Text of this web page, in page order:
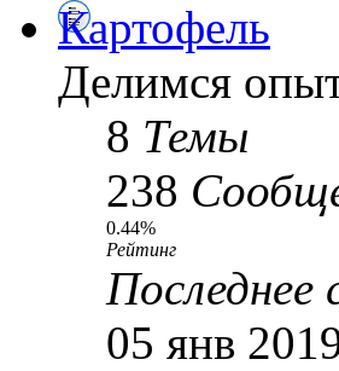
Картофель
Делимся
8 Темы
238
0.44%
Рейтинг
Последнее
05 янв